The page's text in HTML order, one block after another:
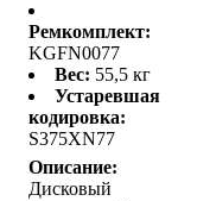
Ремкомплект:
KGFN0077
Вес: 55,5 кг
Устаревшая
кодировка:
S375XN77
Описание:
Дисковый